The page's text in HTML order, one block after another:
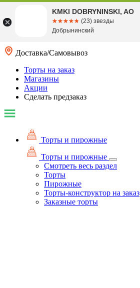
Доставка/Самовывоз
Торты на заказ
Магазины
Акции
Сделать предзаказ
Торты и пирожные
Торты и пирожные
Смотреть весь раздел
Торты
Пирожные
Торты-конструктор на заказ
Заказные торты
KMKI DOBRYNINSKI, AO
☆☆☆☆☆
★★★★★ (23) звезды
Добрынинский